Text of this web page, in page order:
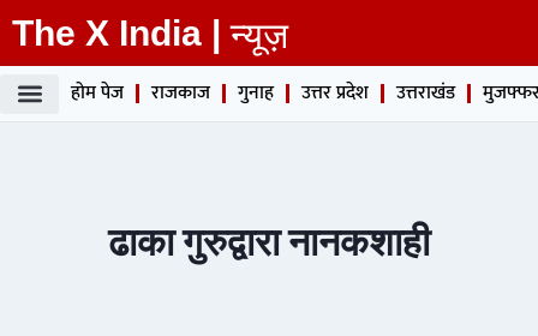
The X India | न्यूज़
होम पेज राजकाज गुनाह उत्तर प्रदेश उत्तराखंड
ढाका गुरुद्वारा नानकशाही